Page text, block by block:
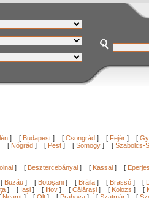
] [ Budapest ] [ Csongrád ] [ Fejér ] [
[ Nógrád ] [ Pest ] [ Somogy ] [ Szabolcs-
] [ Besztercebányai ] [ Kassai ] [
[ Buzău ] [ Botoşani ] [ Brăila ] [ Brassó ] [
] [ Iaşi ] [ Ilfov ] [ Călăraşi ] [ Kolozs ] [